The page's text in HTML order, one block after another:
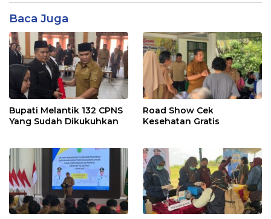
Baca Juga
Bupati Melantik 132 CPNS
Yang Sudah Dikukuhkan
Road Show Cek
Kesehatan Gratis